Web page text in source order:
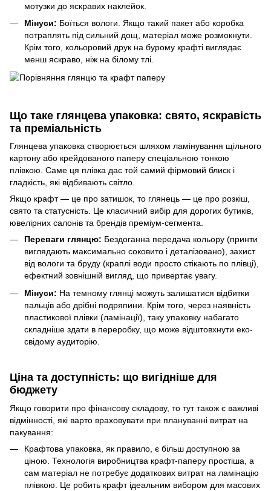
мотузки до яскравих наклейок.
Мінуси: Боїться вологи. Якщо такий пакет або коробка
потраплять під сильний дощ, матеріал може розмокнути.
Крім того, кольоровий друк на бурому крафті виглядає
менш яскраво, ніж на білому тлі.
Що таке глянцева упаковка: свято, яскравість
та преміальність
Глянцева упаковка створюється шляхом ламінування щільного
картону або крейдованого паперу спеціальною тонкою
плівкою. Саме ця плівка дає той самий фірмовий блиск і
гладкість, які відбивають світло.
Якщо крафт — це про затишок, то глянець — це про розкіш,
свято та статусність. Це класичний вибір для дорогих бутиків,
ювелірних салонів та брендів преміум-сегмента.
Переваги глянцю: Бездоганна передача кольору (принти
виглядають максимально соковито і деталізовано), захист
від вологи та бруду (краплі води просто стікають по плівці),
ефектний зовнішній вигляд, що привертає увагу.
Мінуси: На темному глянці можуть залишатися відбитки
пальців або дрібні подряпини. Крім того, через наявність
пластикової плівки (ламінації), таку упаковку набагато
складніше здати в переробку, що може відштовхнути еко-
свідому аудиторію.
Ціна та доступність: що вигідніше для
бюджету
Якщо говорити про фінансову складову, то тут також є важливі
відмінності, які варто враховувати при плануванні витрат на
пакування:
Крафтова упаковка, як правило, є більш доступною за
ціною. Технологія виробництва крафт-паперу простіша, а
сам матеріал не потребує додаткових витрат на ламінацію
плівкою. Це робить крафт ідеальним вибором для масових